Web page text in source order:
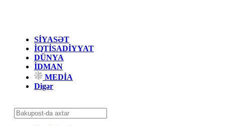
SİYASƏT
İQTİSADİYYAT
DÜNYA
İDMAN
MEDİA
Digər